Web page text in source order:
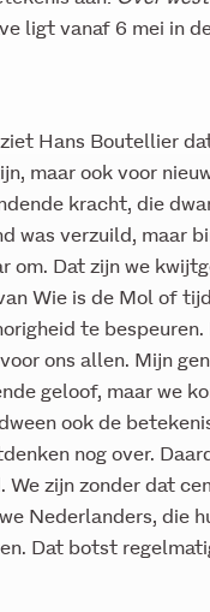
ligt vanaf 6 mei in
Hans Boutellier
maar ook voor
kracht, die
was verzuild, maar
om. Dat zijn we
Wie is de Mol of
te
ons allen. Mijn
geloof, maar we
ook de
nog over.
zijn zonder dat
Nederlanders, die
Dat botst